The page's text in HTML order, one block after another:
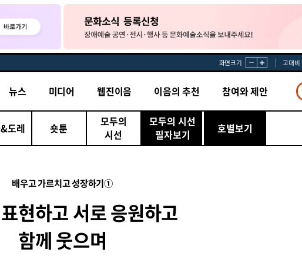
화면크기 고대비
뉴스 미디어 웹진이음 이음의 추천 참여와 제안 검색
도레 숏툰
모두의
시선
모두의 시선
필자보기
호별보기
배우고 가르치고 성장하기①
현하고 서로 응원하고
함께 웃으며